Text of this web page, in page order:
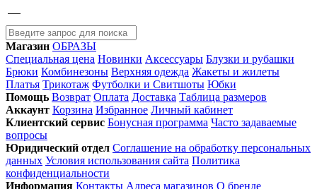
Магазин ОБРАЗЫ
Специальная цена Новинки Аксессуары Блузки и рубашки
Брюки Комбинезоны Верхняя одежда Жакеты и жилеты
Платья Трикотаж Футболки и Свитшоты Юбки
Помощь Возврат Оплата Доставка Таблица размеров
Аккаунт Корзина Избранное Личный кабинет
Клиентский сервис Бонусная программа Часто задаваемые
вопросы
Юридический отдел Соглашение на обработку персональных
данных Условия использования сайта Политика
конфиденциальности
Информация Контакты Адреса магазинов О бренде